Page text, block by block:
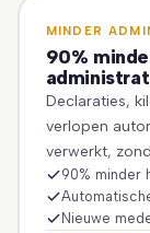
MINDER
90%
Declaraties,
verlopen
verwerkt,
90% minder
Nieuwe